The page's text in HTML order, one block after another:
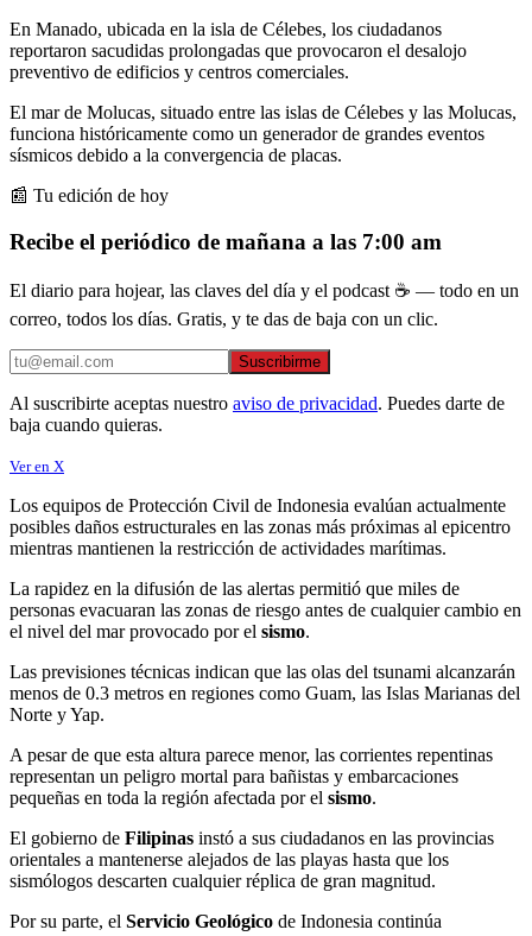
En Manado, ubicada en la isla de Célebes, los ciudadanos
reportaron sacudidas prolongadas que provocaron el desalojo
preventivo de edificios y centros comerciales.
El mar de Molucas, situado entre las islas de Célebes y las Molucas,
funciona históricamente como un generador de grandes eventos
sísmicos debido a la convergencia de placas.
📰 Tu edición de hoy
Recibe el periódico de mañana a las 7:00 am
El diario para hojear, las claves del día y el podcast ☕ — todo en un
correo, todos los días. Gratis, y te das de baja con un clic.
Suscribirme
Al suscribirte aceptas nuestro aviso de privacidad. Puedes darte de
baja cuando quieras.
Ver en X
Los equipos de Protección Civil de Indonesia evalúan actualmente
posibles daños estructurales en las zonas más próximas al epicentro
mientras mantienen la restricción de actividades marítimas.
La rapidez en la difusión de las alertas permitió que miles de
personas evacuaran las zonas de riesgo antes de cualquier cambio en
el nivel del mar provocado por el sismo.
Las previsiones técnicas indican que las olas del tsunami alcanzarán
menos de 0.3 metros en regiones como Guam, las Islas Marianas del
Norte y Yap.
A pesar de que esta altura parece menor, las corrientes repentinas
representan un peligro mortal para bañistas y embarcaciones
pequeñas en toda la región afectada por el sismo.
El gobierno de Filipinas instó a sus ciudadanos en las provincias
orientales a mantenerse alejados de las playas hasta que los
sismólogos descarten cualquier réplica de gran magnitud.
Por su parte, el Servicio Geológico de Indonesia continúa